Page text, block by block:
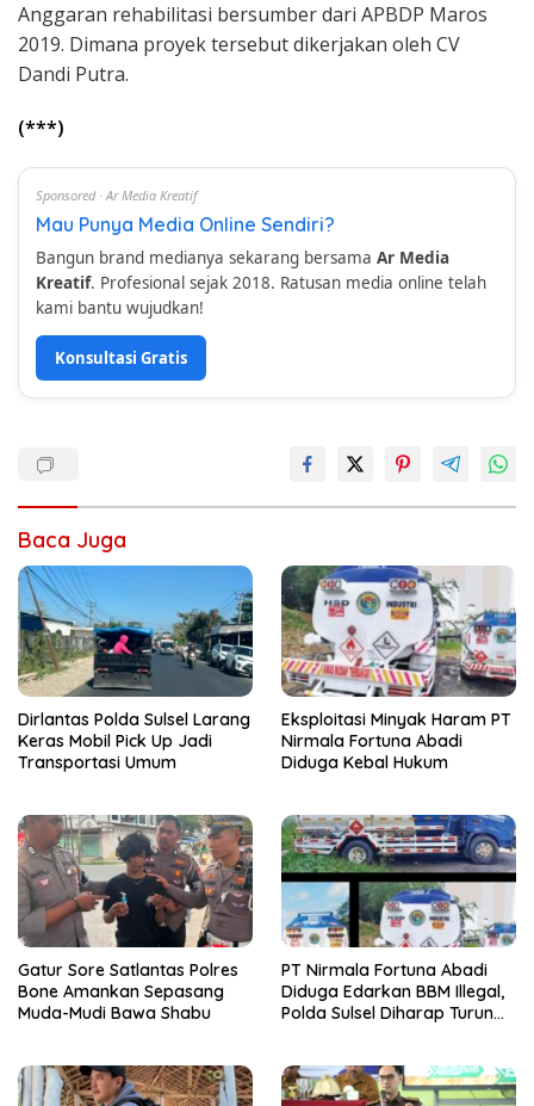
Anggaran rehabilitasi bersumber dari APBDP Maros
2019. Dimana proyek tersebut dikerjakan oleh CV
Dandi Putra.
(***)
Sponsored · Ar Media Kreatif
Mau Punya Media Online Sendiri?
Bangun brand medianya sekarang bersama Ar Media
Kreatif. Profesional sejak 2018. Ratusan media online telah
kami bantu wujudkan!
Konsultasi Gratis
Baca Juga
Dirlantas Polda Sulsel Larang
Keras Mobil Pick Up Jadi
Transportasi Umum
Eksploitasi Minyak Haram PT
Nirmala Fortuna Abadi
Diduga Kebal Hukum
Gatur Sore Satlantas Polres
Bone Amankan Sepasang
Muda-Mudi Bawa Shabu
PT Nirmala Fortuna Abadi
Diduga Edarkan BBM Illegal,
Polda Sulsel Diharap Turun